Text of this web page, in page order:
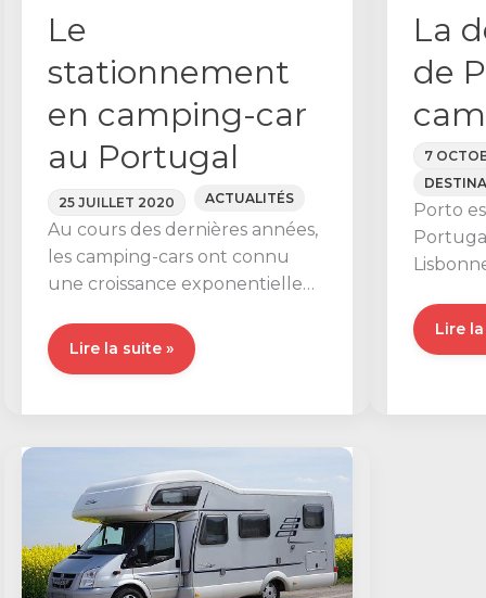
Le
stationnement
en camping-car
au Portugal
25 JUILLET 2020 ACTUALITÉS
Au cours des dernières années,
les camping-cars ont connu
une croissance exponentielle
important du tourisme au
Le
stationnement
au
Portugal
Lire la suite »
La
de
7
Porto
et vous
La
Porto
Lire